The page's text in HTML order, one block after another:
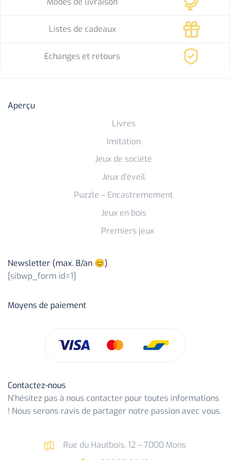
Listes de cadeaux
Echanges et retours
Aperçu
Livres
Imitation
Jeux de société
Jeux d’éveil
Puzzle – Encastremement
Jeux en bois
Premiers jeux
Newsletter (max. 8/an 😊)
[sibwp_form id=1]
Moyens de paiement
Contactez-nous
N’hésitez pas à nous contacter pour toutes informations
! Nous serons ravis de partager notre passion avec vous.
Rue du Hautbois, 12 – 7000 Mons